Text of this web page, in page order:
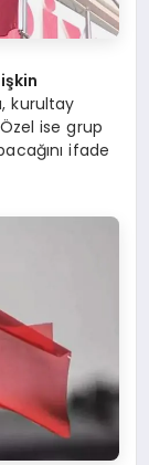
kurultay
ise grup
ifade